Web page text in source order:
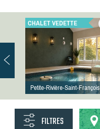
CHALET VEDETTE
Petite-Rivière-Saint-François
FILTRES